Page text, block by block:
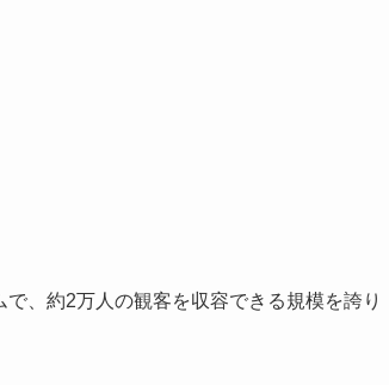
、約2万人の観客を収容できる規模を誇り